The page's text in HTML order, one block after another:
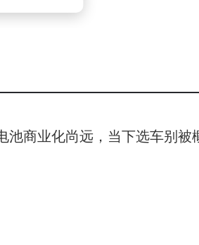
池商业化尚远，当下选车别被